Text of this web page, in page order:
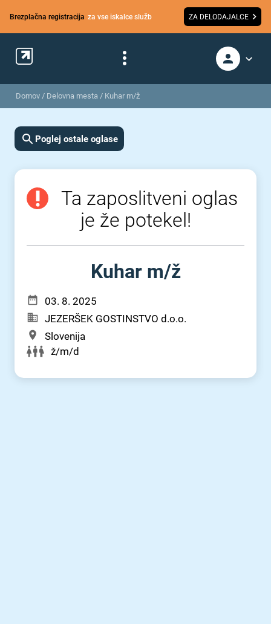
Brezplačna registracija za vse iskalce služb ZA DELODAJALCE
Domov / Delovna mesta / Kuhar m/ž
Poglej ostale oglase
Ta zaposlitveni oglas
je že potekel!
Kuhar m⁠/⁠ž
03. 8. 2025
JEZERŠEK GOSTINSTVO d.o.o.
Slovenija
ž/m/d